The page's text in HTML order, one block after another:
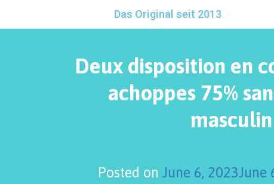
Das Original seit 2013
Deux disposition en
achoppes 75%
masculin
Posted on June 6, 2023June